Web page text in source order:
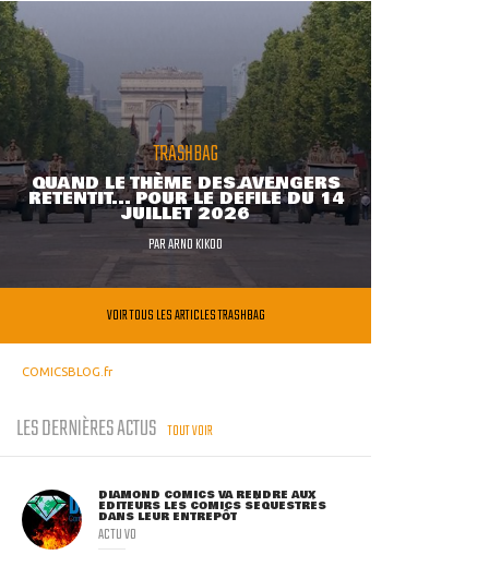
TRASHBAG
QUAND LE THÈME DES AVENGERS
RETENTIT... POUR LE DÉFILÉ DU 14
JUILLET 2026
PARARNO KIKOO
VOIR TOUS LES ARTICLES TRASHBAG
COMICSBLOG.fr
LES DERNIÈRES ACTUS TOUT VOIR
DIAMOND COMICS VA RENDRE AUX
ÉDITEURS LES COMICS SÉQUESTRÉS
DANS LEUR ENTREPÔT
ACTU VO